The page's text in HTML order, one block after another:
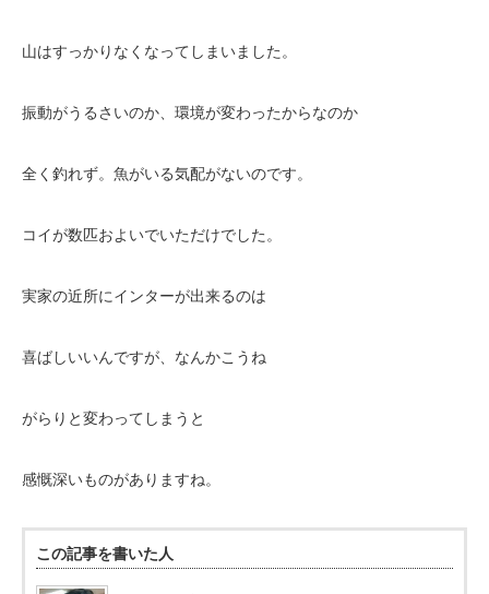
山はすっかりなくなってしまいました。
振動がうるさいのか、環境が変わったからなのか
全く釣れず。魚がいる気配がないのです。
コイが数匹およいでいただけでした。
実家の近所にインターが出来るのは
喜ばしいいんですが、なんかこうね
がらりと変わってしまうと
感慨深いものがありますね。
この記事を書いた人